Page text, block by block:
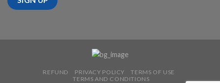
REFUND PRIVACY POLICY
TERMS OF USE
TERMS AND CONDITIONS